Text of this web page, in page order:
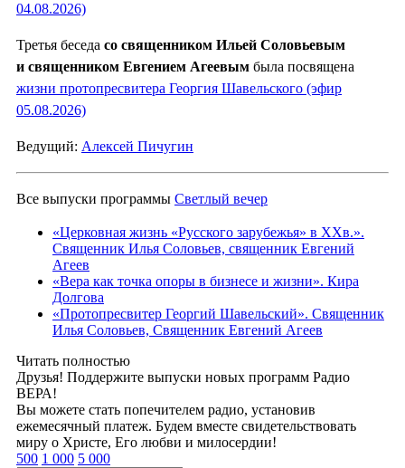
04.08.2026)
Третья беседа со священником Ильей Соловьевым
и священником Евгением Агеевым была посвящена
жизни протопресвитера Георгия Шавельского (эфир
05.08.2026)
Ведущий: Алексей Пичугин
Все выпуски программы Светлый вечер
«Церковная жизнь «Русского зарубежья» в ХХв.».
Священник Илья Соловьев, священник Евгений
Агеев
«Вера как точка опоры в бизнесе и жизни». Кира
Долгова
«Протопресвитер Георгий Шавельский». Священник
Илья Соловьев, Священник Евгений Агеев
Читать полностью
Друзья! Поддержите выпуски новых программ Радио
ВЕРА!
Вы можете стать попечителем радио, установив
ежемесячный платеж. Будем вместе свидетельствовать
миру о Христе, Его любви и милосердии!
500 1 000 5 000